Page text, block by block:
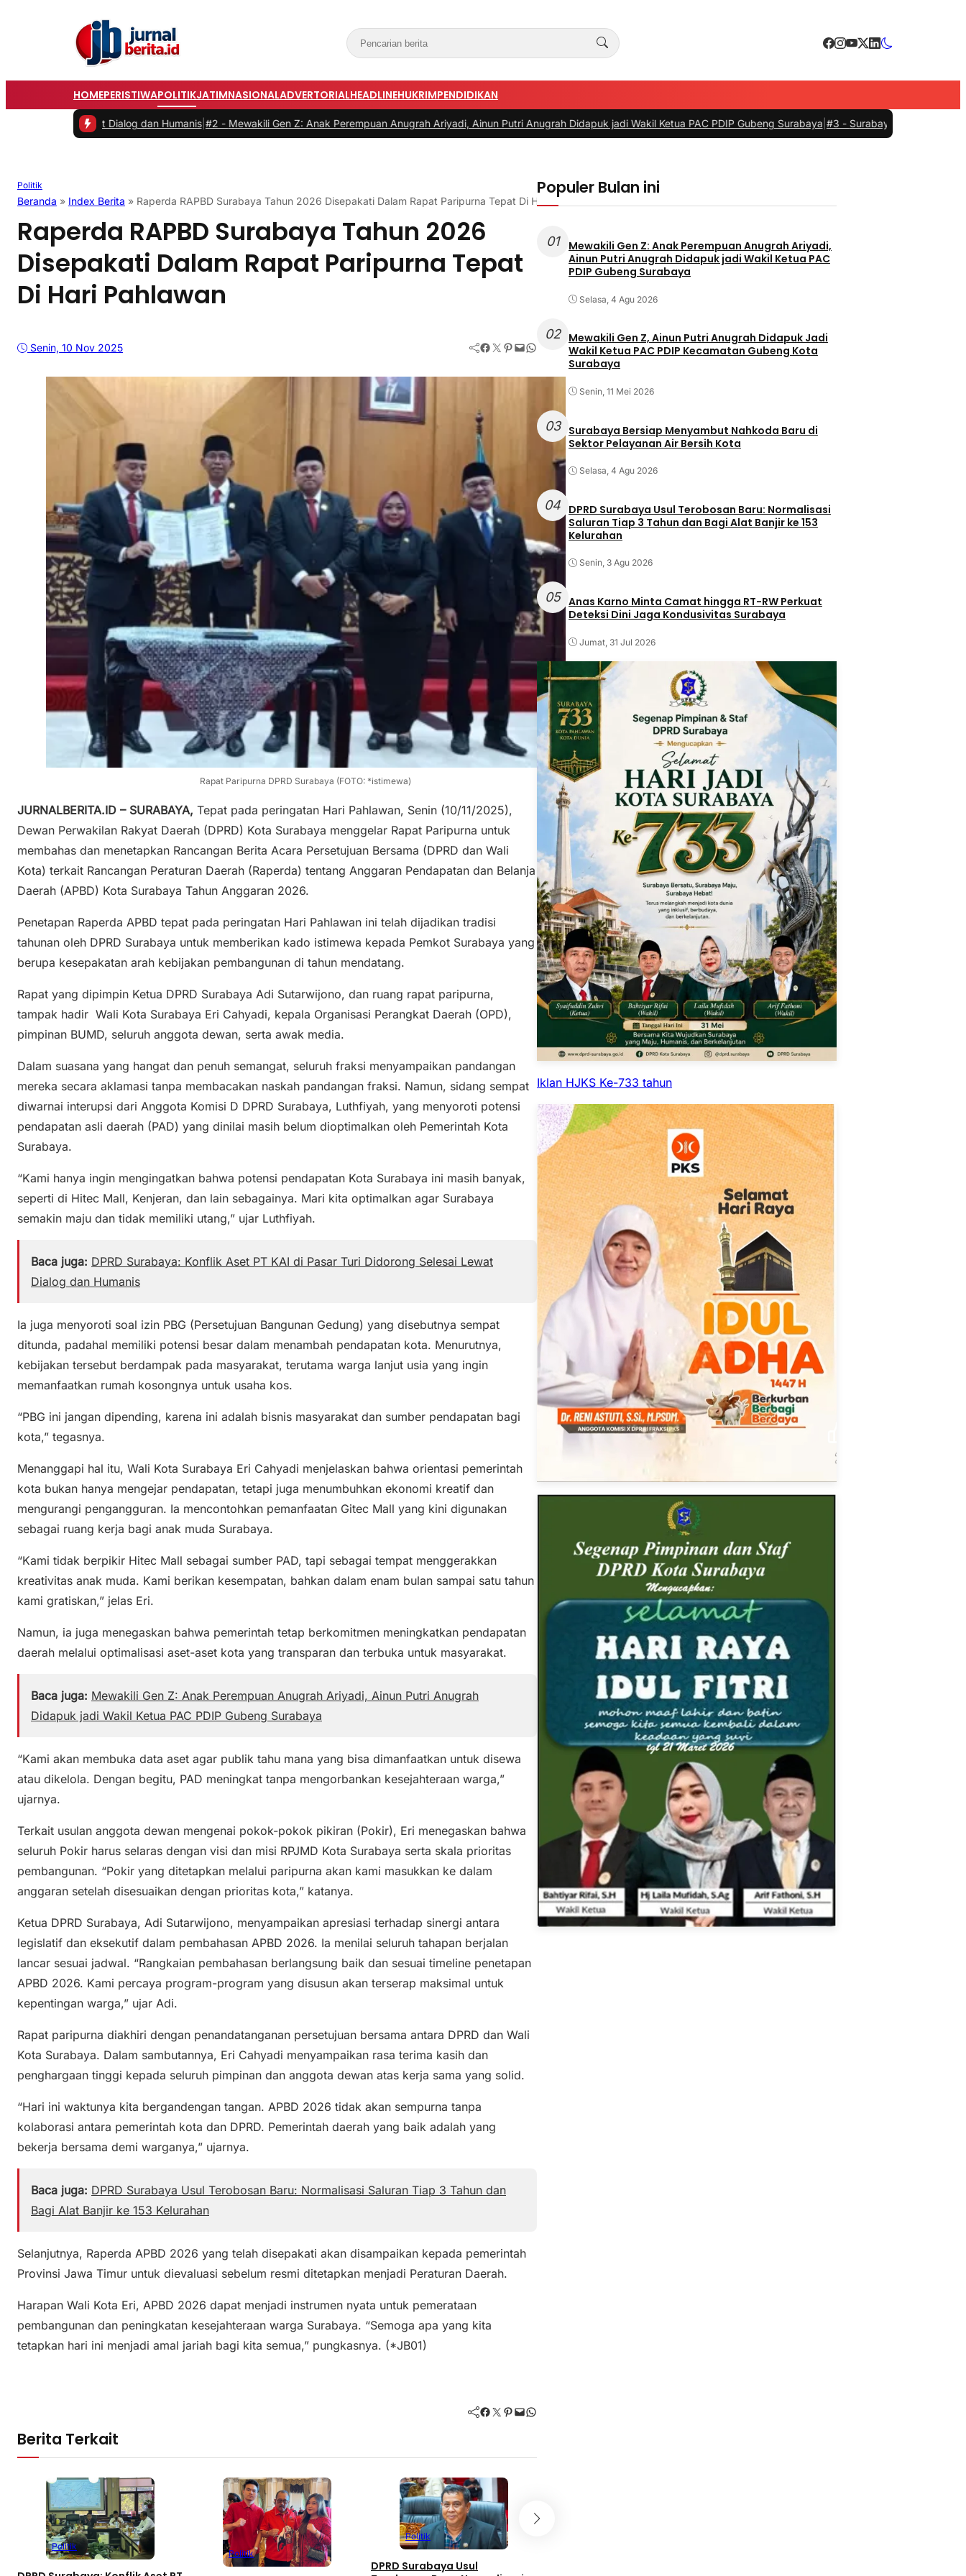
HOMEPERISTIWAPOLITIKJATIMNASIONALADVERTORIALHEADLINEHUKRIMPENDIDIKAN
Dialog dan Humanis|#2 -Mewakili Gen Z: Anak Perempuan Anugrah Ariyadi, Ainun Putri Anugrah Didapuk jadi Wakil Ketua PAC PDIP Gubeng Surabaya|#3 -Surabaya Bersiap Menyambut Nahkoda
Politik
Beranda » Index Berita » Raperda RAPBD Surabaya Tahun 2026 Disepakati Dalam Rapat Paripurna Tepat Di Hari Pahlawan
Raperda RAPBD Surabaya Tahun 2026
Disepakati Dalam Rapat Paripurna Tepat
Di Hari Pahlawan
Senin, 10 Nov 2025 Facebook Twitter Pinterest Mail WhatsApp
Rapat Paripurna DPRD Surabaya (FOTO: *istimewa)
JURNALBERITA.ID – SURABAYA, Tepat pada peringatan Hari Pahlawan, Senin (10/11/2025),
Dewan Perwakilan Rakyat Daerah (DPRD) Kota Surabaya menggelar Rapat Paripurna untuk
membahas dan menetapkan Rancangan Berita Acara Persetujuan Bersama (DPRD dan Wali
Kota) terkait Rancangan Peraturan Daerah (Raperda) tentang Anggaran Pendapatan dan Belanja
Daerah (APBD) Kota Surabaya Tahun Anggaran 2026.
Penetapan Raperda APBD tepat pada peringatan Hari Pahlawan ini telah dijadikan tradisi
tahunan oleh DPRD Surabaya untuk memberikan kado istimewa kepada Pemkot Surabaya yang
berupa kesepakatan arah kebijakan pembangunan di tahun mendatang.
Rapat yang dipimpin Ketua DPRD Surabaya Adi Sutarwijono, dan ruang rapat paripurna,
tampak hadir Wali Kota Surabaya Eri Cahyadi, kepala Organisasi Perangkat Daerah (OPD),
pimpinan BUMD, seluruh anggota dewan, serta awak media.
Dalam suasana yang hangat dan penuh semangat, seluruh fraksi menyampaikan pandangan
mereka secara aklamasi tanpa membacakan naskah pandangan fraksi. Namun, sidang sempat
diwarnai interupsi dari Anggota Komisi D DPRD Surabaya, Luthfiyah, yang menyoroti potensi
pendapatan asli daerah (PAD) yang dinilai masih belum dioptimalkan oleh Pemerintah Kota
Surabaya.
“Kami hanya ingin mengingatkan bahwa potensi pendapatan Kota Surabaya ini masih banyak,
seperti di Hitec Mall, Kenjeran, dan lain sebagainya. Mari kita optimalkan agar Surabaya
semakin maju dan tidak memiliki utang,” ujar Luthfiyah.
Baca juga: DPRD Surabaya: Konflik Aset PT KAI di Pasar Turi Didorong Selesai Lewat
Dialog dan Humanis
Ia juga menyoroti soal izin PBG (Persetujuan Bangunan Gedung) yang disebutnya sempat
ditunda, padahal memiliki potensi besar dalam menambah pendapatan kota. Menurutnya,
kebijakan tersebut berdampak pada masyarakat, terutama warga lanjut usia yang ingin
memanfaatkan rumah kosongnya untuk usaha kos.
“PBG ini jangan dipending, karena ini adalah bisnis masyarakat dan sumber pendapatan bagi
kota,” tegasnya.
Menanggapi hal itu, Wali Kota Surabaya Eri Cahyadi menjelaskan bahwa orientasi pemerintah
kota bukan hanya mengejar pendapatan, tetapi juga menumbuhkan ekonomi kreatif dan
mengurangi pengangguran. Ia mencontohkan pemanfaatan Gitec Mall yang kini digunakan
sebagai ruang kerja bagi anak muda Surabaya.
“Kami tidak berpikir Hitec Mall sebagai sumber PAD, tapi sebagai tempat menggerakkan
kreativitas anak muda. Kami berikan kesempatan, bahkan dalam enam bulan sampai satu tahun
kami gratiskan,” jelas Eri.
Namun, ia juga menegaskan bahwa pemerintah tetap berkomitmen meningkatkan pendapatan
daerah melalui optimalisasi aset-aset kota yang transparan dan terbuka untuk masyarakat.
Baca juga: Mewakili Gen Z: Anak Perempuan Anugrah Ariyadi, Ainun Putri Anugrah
Didapuk jadi Wakil Ketua PAC PDIP Gubeng Surabaya
“Kami akan membuka data aset agar publik tahu mana yang bisa dimanfaatkan untuk disewa
atau dikelola. Dengan begitu, PAD meningkat tanpa mengorbankan kesejahteraan warga,”
ujarnya.
Terkait usulan anggota dewan mengenai pokok-pokok pikiran (Pokir), Eri menegaskan bahwa
seluruh Pokir harus selaras dengan visi dan misi RPJMD Kota Surabaya serta skala prioritas
pembangunan. “Pokir yang ditetapkan melalui paripurna akan kami masukkan ke dalam
anggaran setelah disesuaikan dengan prioritas kota,” katanya.
Ketua DPRD Surabaya, Adi Sutarwijono, menyampaikan apresiasi terhadap sinergi antara
legislatif dan eksekutif dalam pembahasan APBD 2026. Ia menilai seluruh tahapan berjalan
lancar sesuai jadwal. “Rangkaian pembahasan berlangsung baik dan sesuai timeline penetapan
APBD 2026. Kami percaya program-program yang disusun akan terserap maksimal untuk
kepentingan warga,” ujar Adi.
Rapat paripurna diakhiri dengan penandatanganan persetujuan bersama antara DPRD dan Wali
Kota Surabaya. Dalam sambutannya, Eri Cahyadi menyampaikan rasa terima kasih dan
penghargaan tinggi kepada seluruh pimpinan dan anggota dewan atas kerja sama yang solid.
“Hari ini waktunya kita bergandengan tangan. APBD 2026 tidak akan sempurna tanpa
kolaborasi antara pemerintah kota dan DPRD. Pemerintah daerah yang baik adalah yang
bekerja bersama demi warganya,” ujarnya.
Baca juga: DPRD Surabaya Usul Terobosan Baru: Normalisasi Saluran Tiap 3 Tahun dan
Bagi Alat Banjir ke 153 Kelurahan
Selanjutnya, Raperda APBD 2026 yang telah disepakati akan disampaikan kepada pemerintah
Provinsi Jawa Timur untuk dievaluasi sebelum resmi ditetapkan menjadi Peraturan Daerah.
Harapan Wali Kota Eri, APBD 2026 dapat menjadi instrumen nyata untuk pemerataan
pembangunan dan peningkatan kesejahteraan warga Surabaya. “Semoga apa yang kita
tetapkan hari ini menjadi amal jariah bagi kita semua,” pungkasnya. (*JB01)
Facebook Twitter Pinterest Mail WhatsApp
Berita Terkait
Politik
Politik
Politik
DPRD Surabaya Usul
Populer Bulan ini
01
Mewakili Gen Z: Anak Perempuan Anugrah Ariyadi,
Ainun Putri Anugrah Didapuk jadi Wakil Ketua PAC
PDIP Gubeng Surabaya
Selasa, 4 Agu 2026
02
Mewakili Gen Z, Ainun Putri Anugrah Didapuk Jadi
Wakil Ketua PAC PDIP Kecamatan Gubeng Kota
Surabaya
Senin, 11 Mei 2026
03
Surabaya Bersiap Menyambut Nahkoda Baru di
Sektor Pelayanan Air Bersih Kota
Selasa, 4 Agu 2026
04 DPRD Surabaya Usul Terobosan Baru: Normalisasi
Saluran Tiap 3 Tahun dan Bagi Alat Banjir ke 153
Kelurahan
Senin, 3 Agu 2026
05 Anas Karno Minta Camat hingga RT-RW Perkuat
Deteksi Dini Jaga Kondusivitas Surabaya
Jumat, 31 Jul 2026
Iklan HJKS Ke-733 tahun